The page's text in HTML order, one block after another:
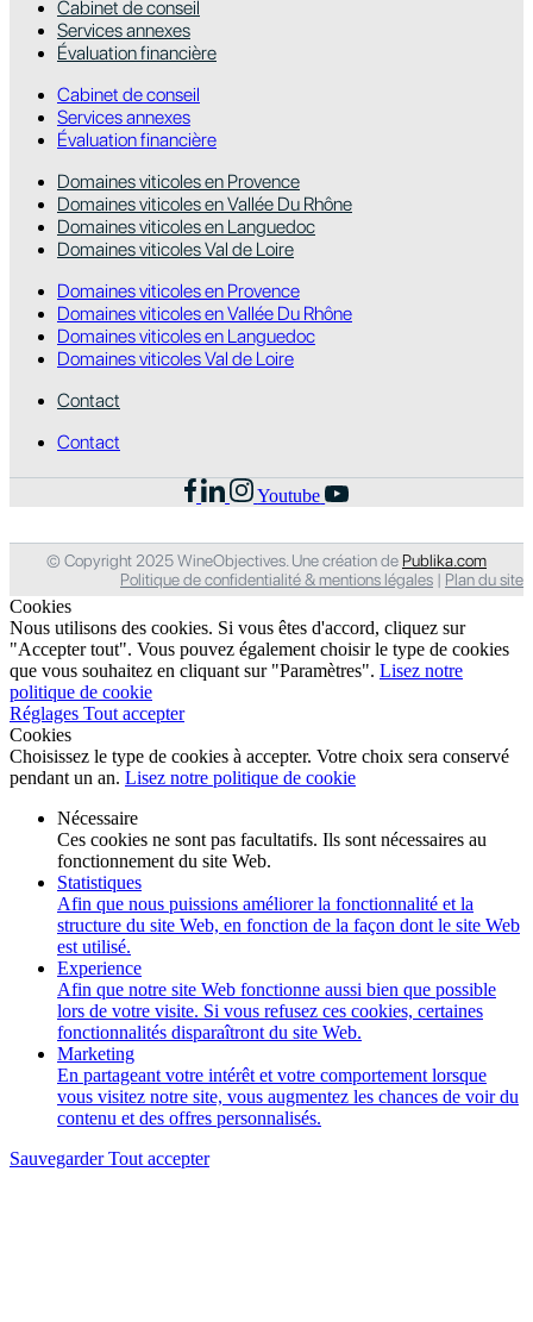
Cabinet de conseil
Services annexes
Évaluation financière
Cabinet de conseil
Services annexes
Évaluation financière
Domaines viticoles en Provence
Domaines viticoles en Vallée Du Rhône
Domaines viticoles en Languedoc
Domaines viticoles Val de Loire
Domaines viticoles en Provence
Domaines viticoles en Vallée Du Rhône
Domaines viticoles en Languedoc
Domaines viticoles Val de Loire
Contact
Contact
Youtube
© Copyright 2025 WineObjectives. Une création de Publika.com
Politique de confidentialité & mentions légales | Plan du site
Cookies
Nous utilisons des cookies. Si vous êtes d'accord, cliquez sur
"Accepter tout". Vous pouvez également choisir le type de cookies
que vous souhaitez en cliquant sur "Paramètres". Lisez notre
politique de cookie
Réglages Tout accepter
Cookies
Choisissez le type de cookies à accepter. Votre choix sera conservé
pendant un an. Lisez notre politique de cookie
Nécessaire
Ces cookies ne sont pas facultatifs. Ils sont nécessaires au
fonctionnement du site Web.
Statistiques
Afin que nous puissions améliorer la fonctionnalité et la
structure du site Web, en fonction de la façon dont le site Web
est utilisé.
Experience
Afin que notre site Web fonctionne aussi bien que possible
lors de votre visite. Si vous refusez ces cookies, certaines
fonctionnalités disparaîtront du site Web.
Marketing
En partageant votre intérêt et votre comportement lorsque
vous visitez notre site, vous augmentez les chances de voir du
contenu et des offres personnalisés.
SauvegarderTout accepter